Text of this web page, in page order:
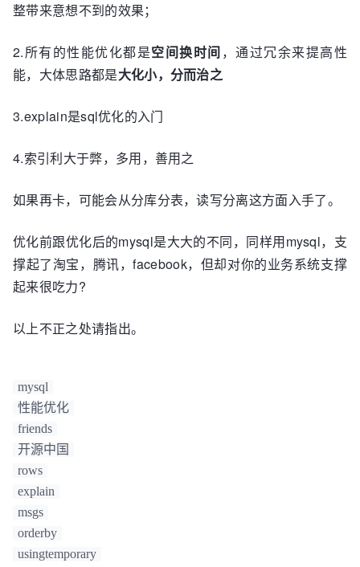
整带来意想不到的效果；
2.所有的性能优化都是空间换时间，通过冗余来提高性
能，大体思路都是大化小，分而治之
3.explain是sql优化的入门
4.索引利大于弊，多用，善用之
如果再卡，可能会从分库分表，读写分离这方面入手了。
优化前跟优化后的mysql是大大的不同，同样用mysql，支
撑起了淘宝，腾讯，facebook，但却对你的业务系统支撑
起来很吃力?
以上不正之处请指出。
mysql
性能优化
friends
开源中国
rows
explain
msgs
orderby
usingtemporary